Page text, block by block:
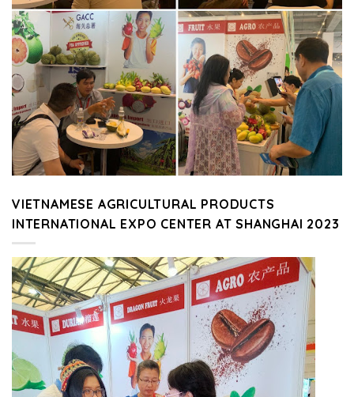
VIETNAMESE AGRICULTURAL PRODUCTS
INTERNATIONAL EXPO CENTER AT SHANGHAI 2023